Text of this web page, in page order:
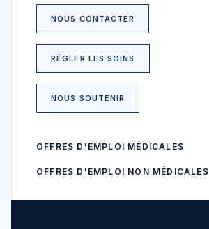
NOUS CONTACTER
RÉGLER LES SOINS
NOUS SOUTENIR
OFFRES D'EMPLOI MÉDICALES
OFFRES D'EMPLOI NON MÉDICALES